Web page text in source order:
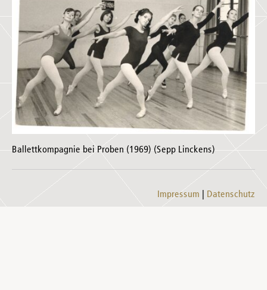
Ballettkompagnie bei Proben (1969) (Sepp Linckens)
Impressum Datenschutz